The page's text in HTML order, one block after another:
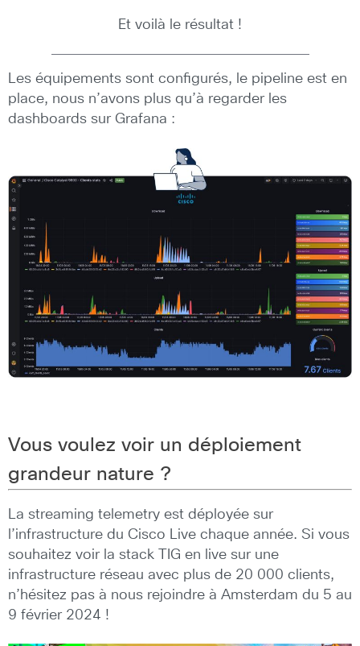
Et voilà le résultat !
Les équipements sont configurés, le pipeline est en
place, nous n’avons plus qu’à regarder les
dashboards sur Grafana :
Vous voulez voir un déploiement
grandeur nature ?
La streaming telemetry est déployée sur
l’infrastructure du Cisco Live chaque année. Si vous
souhaitez voir la stack TIG en live sur une
infrastructure réseau avec plus de 20 000 clients,
n’hésitez pas à nous rejoindre à Amsterdam du 5 au
9 février 2024 !